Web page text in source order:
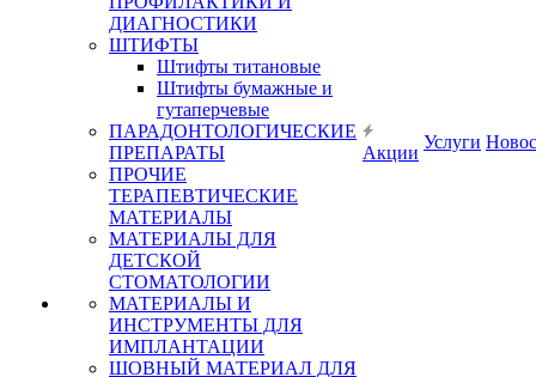
ДИАГНОСТИКИ
ШТИФТЫ
Штифты титановые
Штифты бумажные и
гутаперчевые
ПАРАДОНТОЛОГИЧЕСКИЕ
ПРЕПАРАТЫ
ПРОЧИЕ
ТЕРАПЕВТИЧЕСКИЕ
МАТЕРИАЛЫ
МАТЕРИАЛЫ ДЛЯ
ДЕТСКОЙ
СТОМАТОЛОГИИ
МАТЕРИАЛЫ И
ИНСТРУМЕНТЫ ДЛЯ
ИМПЛАНТАЦИИ
ШОВНЫЙ МАТЕРИАЛ ДЛЯ
Акции
Услуги